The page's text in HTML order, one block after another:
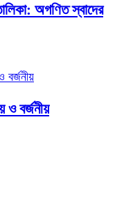
অগণিত স্বাদের
ও বর্জনীয়